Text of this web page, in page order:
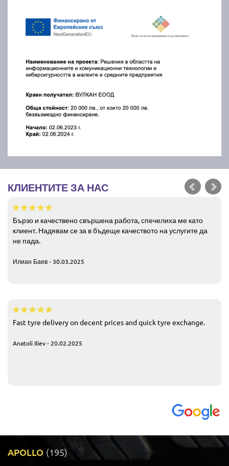
КЛИЕНТИТЕ ЗА НАС
Бързо и качествено свършена работа, спечелиха ме като
клиент. Надявам се за в бъдеще качеството на услугите да
не пада.
Илиан Баев - 30.03.2025
Fast tyre delivery on decent prices and quick tyre exchange.
Anatoli Iliev - 20.02.2025
APOLLO (195)